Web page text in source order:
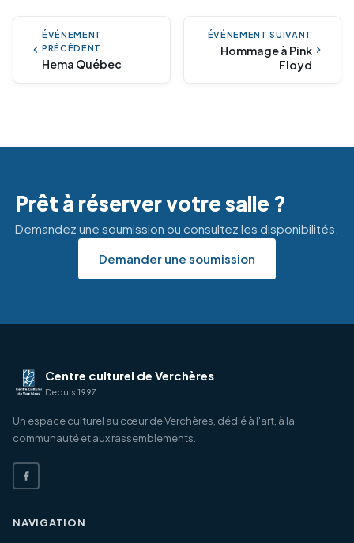
ÉVÉNEMENT
PRÉCÉDENT
Hema Québec
ÉVÉNEMENT SUIVANT
Hommage à Pink
Floyd
Prêt à réserver votre salle ?
Demandez une soumission ou consultez les disponibilités.
Demander une soumission
Centre culturel de Verchères
Depuis 1997
Un espace culturel au cœur de Verchères, dédié à l'art, à la
communauté et aux rassemblements.
NAVIGATION